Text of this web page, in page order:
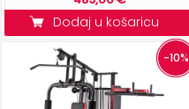
Rehabilitacija
Remeni,
rukavice
Dodaj u košaricu
-10%